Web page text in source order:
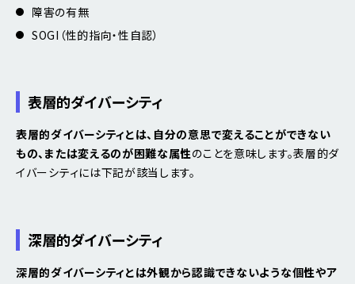
障害の有無
SOGI（性的指向・性自認）
表層的ダイバーシティ
表層的ダイバーシティとは、自分の意思で変えることができない
もの、または変えるのが困難な属性のことを意味します。表層的ダ
イバーシティには下記が該当します。
深層的ダイバーシティ
深層的ダイバーシティとは外観から認識できないような個性やア